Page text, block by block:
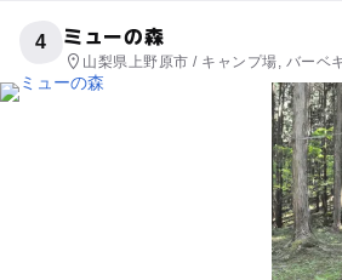
4 ミューの森
山梨県上野原市 / キャンプ場, バーベ
トラン・カフェ, 自然体験・アクティ